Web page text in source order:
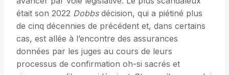
était son 2022 Dobbsdécision, qui a piétiné plus
de cinq décennies de précédent et, dans certains
cas, est allée à l’encontre des assurances
données par les juges au cours de leurs
processus de confirmation oh-si sacrés et